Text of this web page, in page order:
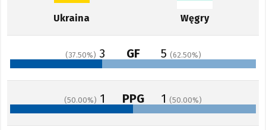
Ukraina Węgry
37.50 3 GF 5 62.50
50.00 1 PPG 1 50.00